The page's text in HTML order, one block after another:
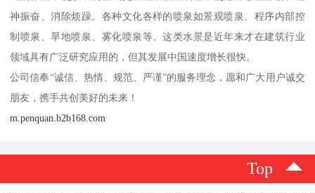
神振奋、消除烦躁。各种文化各样的喷泉如景观喷泉、程序内部控
制喷泉、旱地喷泉、雾化喷泉等。这类水景是近年来才在建筑行业
领域具有广泛研究应用的，但其发展中国速度增长很快。
公司信奉“诚信、热情、规范、严谨”的服务理念，愿和广大用户诚交
朋友，携手共创美好的未来！
m.penquan.b2b168.com
Top